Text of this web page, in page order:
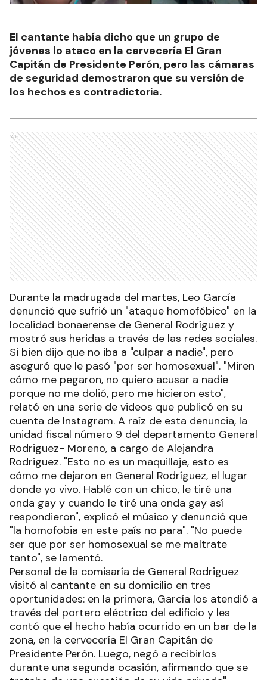
El cantante había dicho que un grupo de
jóvenes lo ataco en la cervecería El Gran
Capitán de Presidente Perón, pero las cámaras
de seguridad demostraron que su versión de
los hechos es contradictoria.
Ads
Durante la madrugada del martes, Leo García
denunció que sufrió un "ataque homofóbico" en la
localidad bonaerense de General Rodríguez y
mostró sus heridas a través de las redes sociales.
Si bien dijo que no iba a "culpar a nadie", pero
aseguró que le pasó "por ser homosexual". "Miren
cómo me pegaron, no quiero acusar a nadie
porque no me dolió, pero me hicieron esto",
relató en una serie de videos que publicó en su
cuenta de Instagram. A raíz de esta denuncia, la
unidad fiscal número 9 del departamento General
Rodriguez- Moreno, a cargo de Alejandra
Rodriguez. "Esto no es un maquillaje, esto es
cómo me dejaron en General Rodríguez, el lugar
donde yo vivo. Hablé con un chico, le tiré una
onda gay y cuando le tiré una onda gay así
respondieron", explicó el músico y denunció que
"la homofobia en este país no para". "No puede
ser que por ser homosexual se me maltrate
tanto", se lamentó.
Personal de la comisaría de General Rodriguez
visitó al cantante en su domicilio en tres
oportunidades: en la primera, García los atendió a
través del portero eléctrico del edificio y les
contó que el hecho había ocurrido en un bar de la
zona, en la cervecería El Gran Capitán de
Presidente Perón. Luego, negó a recibirlos
durante una segunda ocasión, afirmando que se